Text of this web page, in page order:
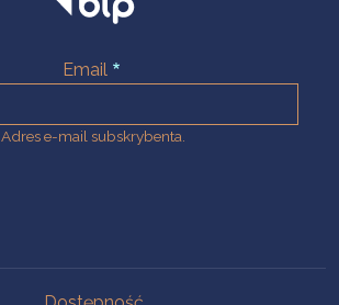
Email
Adres e-mail subskrybenta.